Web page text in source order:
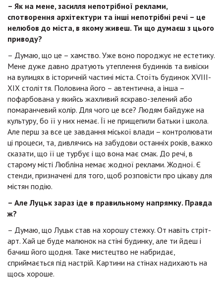
– Як на мене, засилля непотрібної реклами,
спотворення архітектури та інші непотрібні речі – це
нелюбов до міста, в якому живеш. Ти що думаєш з цього
приводу?
– Думаю, що це – хамство. Уже воно породжує не естетику.
Мене дуже давно дратують утеплення будинків та вивіски
на вулицях в історичній частині міста. Стоїть будинок XVIII-
XIX століття. Половина його – автентична, а інша –
пофарбована у якийсь жахливий яскраво-зелений або
помаранчевий колір. Для чого це все? Людям байдуже на
культуру, бо її у них немає. Її не прищепили батьки і школа.
Але перш за все це завдання міської влади – контролювати
ці процеси, та, дивлячись на забудови останніх років, важко
сказати, що її це турбує і що вона має смак. До речі, в
старому місті Любліна немає жодної реклами. Жодної. Є
стенди, призначені для того, щоб розповісти про цікаву для
містян подію.
– Але Луцьк зараз іде в правильному напрямку. Правда
ж?
– Думаю, що Луцьк став на хорошу стежку. От навіть стріт-
арт. Хай це буде малюнок на стіні будинку, але ти йдеш і
бачиш його щодня. Таке мистецтво не набридає,
сприймається під настрій. Картини на стінах надихають на
щось хороше.